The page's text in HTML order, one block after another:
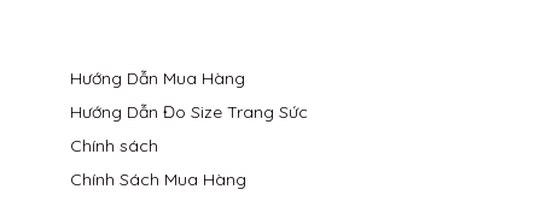
Hướng Dẫn Mua Hàng
Hướng Dẫn Đo Size Trang Sức
Chính sách
Chính Sách Mua Hàng